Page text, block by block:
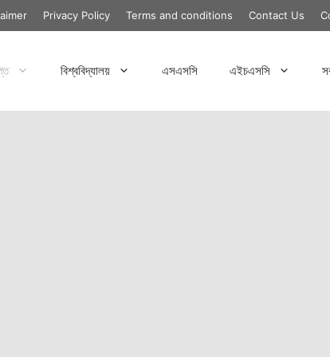
Privacy Policy Terms and conditions Contact Us
বিশ্ববিদ্যালয় এসএসসি এইচএসসি